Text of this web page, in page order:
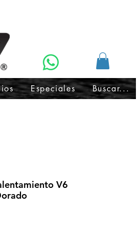
Especiales Buscar...
V6